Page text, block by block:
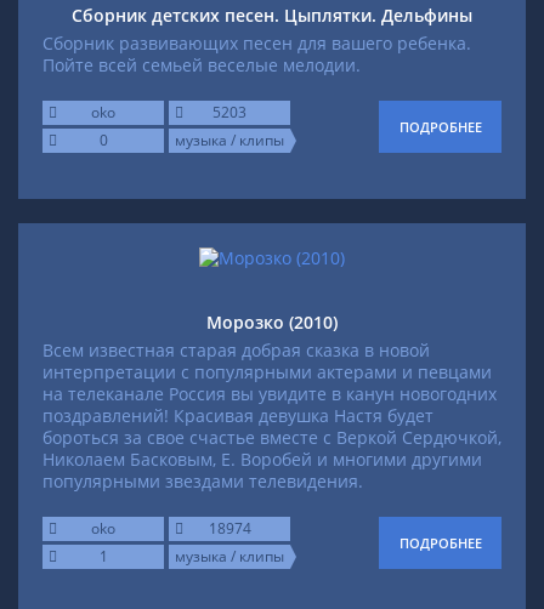
Сборник детских песен. Цыплятки. Дельфины
Сборник развивающих песен для вашего ребенка.
Пойте всей семьей веселые мелодии.
oko
5203
0
музыка / клипы
ПОДРОБНЕЕ
Морозко (2010)
Всем известная старая добрая сказка в новой
интерпретации с популярными актерами и певцами
на телеканале Россия вы увидите в канун новогодних
поздравлений! Красивая девушка Настя будет
бороться за свое счастье вместе с Веркой Сердючкой,
Николаем Басковым, Е. Воробей и многими другими
популярными звездами телевидения.
oko
18974
1
музыка / клипы
ПОДРОБНЕЕ